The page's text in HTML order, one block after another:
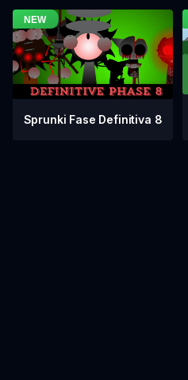
Sprunki Fase Definitiva 8